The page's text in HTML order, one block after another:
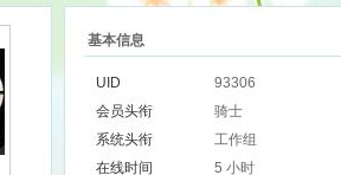
基本信息
UID
93306
会员头衔
骑士
系统头衔
工作组
在线时间
5 小时